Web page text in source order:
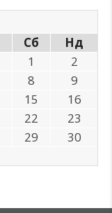
Сб
Нд
1
2
8
9
15
16
22
23
29
30